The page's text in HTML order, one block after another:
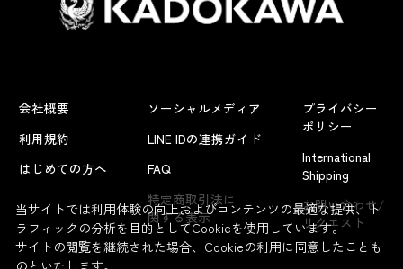
よくあるお問い合わせ
会社概要
利用規約
はじめての方へ
ソーシャルメディア
LINE IDの連携ガイド
FAQ
特定商取引法に
関する表示
プライバシー
ポリシー
International
Shipping
お問い合わせ/
リクエスト
当サイトでは利用体験の向上およびコンテンツの最適な提供、ト
ラフィックの分析を目的としてCookieを使用しています。
サイトの閲覧を継続された場合、Cookieの利用に同意したことも